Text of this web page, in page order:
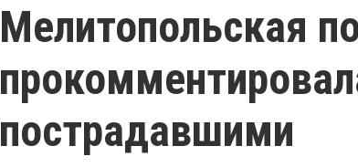
Мелитопольская
пострадавшими